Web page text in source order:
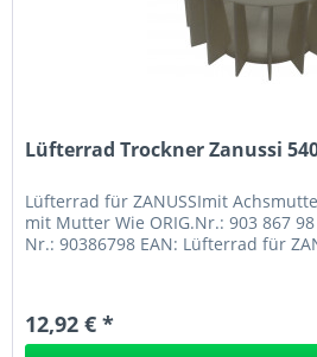
Lüfterrad Trockner Zanussi
Lüfterrad für ZANUSSImit
mit Mutter Wie ORIG.Nr.: 903 867 98
Nr.: 90386798 EAN: Lüfterrad für
12,92 € *